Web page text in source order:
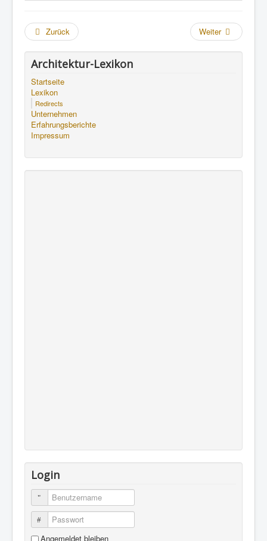
Zurück Weiter
Architektur-Lexikon
Startseite
Lexikon
Redirects
Unternehmen
Erfahrungsberichte
Impressum
Login
Benutzername
Passwort
Angemeldet bleiben